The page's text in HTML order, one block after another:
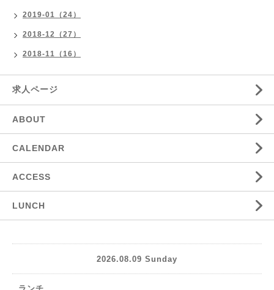
2019-01（24）
2018-12（27）
2018-11（16）
求人ページ
ABOUT
CALENDAR
ACCESS
LUNCH
2026.08.09 Sunday